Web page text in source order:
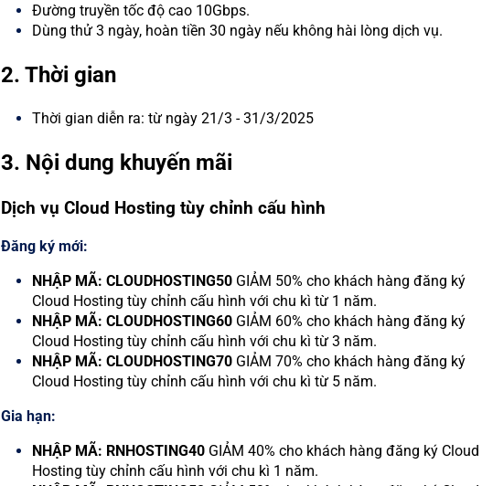
Đường truyền tốc độ cao 10Gbps.
Dùng thử 3 ngày, hoàn tiền 30 ngày nếu không hài lòng dịch vụ.
2. Thời gian
Thời gian diễn ra: từ ngày 21/3 - 31/3/2025
3. Nội dung khuyến mãi
Dịch vụ Cloud Hosting tùy chỉnh cấu hình
Đăng ký mới:
NHẬP MÃ: CLOUDHOSTING50GIẢM 50% cho khách hàng đăng ký
Cloud Hosting tùy chỉnh cấu hình với chu kì từ 1 năm.
NHẬP MÃ: CLOUDHOSTING60GIẢM 60% cho khách hàng đăng ký
Cloud Hosting tùy chỉnh cấu hình với chu kì từ 3 năm.
NHẬP MÃ: CLOUDHOSTING70GIẢM 70% cho khách hàng đăng ký
Cloud Hosting tùy chỉnh cấu hình với chu kì từ 5 năm.
Gia hạn:
NHẬP MÃ: RNHOSTING40GIẢM 40% cho khách hàng đăng ký Cloud
Hosting tùy chỉnh cấu hình với chu kì 1 năm.